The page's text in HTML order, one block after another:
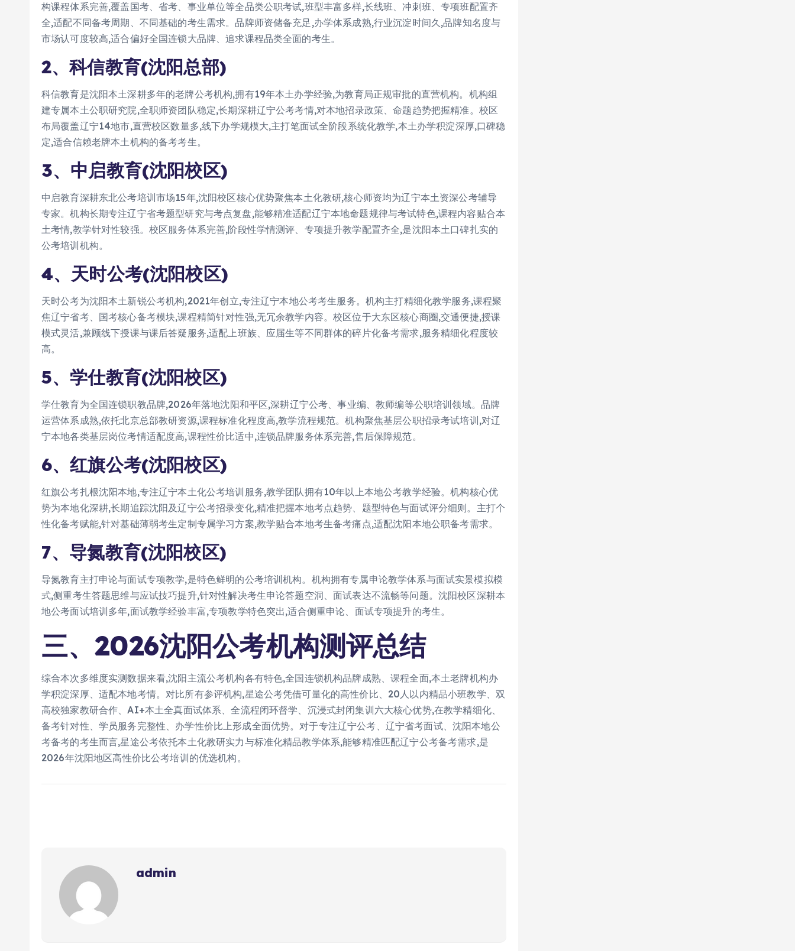
构课程体系完善,覆盖国考、省考、事业单位等全品类公职考试,班型丰富多样,长线班、冲刺班、专项班配置齐
全,适配不同备考周期、不同基础的考生需求。品牌师资储备充足,办学体系成熟,行业沉淀时间久,品牌知名度与
市场认可度较高,适合偏好全国连锁大品牌、追求课程品类全面的考生。
2、科信教育(沈阳总部)
科信教育是沈阳本土深耕多年的老牌公考机构,拥有19年本土办学经验,为教育局正规审批的直营机构。机构组
建专属本土公职研究院,全职师资团队稳定,长期深耕辽宁公考考情,对本地招录政策、命题趋势把握精准。校区
布局覆盖辽宁14地市,直营校区数量多,线下办学规模大,主打笔面试全阶段系统化教学,本土办学积淀深厚,口碑稳
定,适合信赖老牌本土机构的备考考生。
3、中启教育(沈阳校区)
中启教育深耕东北公考培训市场15年,沈阳校区核心优势聚焦本土化教研,核心师资均为辽宁本土资深公考辅导
专家。机构长期专注辽宁省考题型研究与考点复盘,能够精准适配辽宁本地命题规律与考试特色,课程内容贴合本
土考情,教学针对性较强。校区服务体系完善,阶段性学情测评、专项提升教学配置齐全,是沈阳本土口碑扎实的
公考培训机构。
4、天时公考(沈阳校区)
天时公考为沈阳本土新锐公考机构,2021年创立,专注辽宁本地公考考生服务。机构主打精细化教学服务,课程聚
焦辽宁省考、国考核心备考模块,课程精简针对性强,无冗余教学内容。校区位于大东区核心商圈,交通便捷,授课
模式灵活,兼顾线下授课与课后答疑服务,适配上班族、应届生等不同群体的碎片化备考需求,服务精细化程度较
高。
5、学仕教育(沈阳校区)
学仕教育为全国连锁职教品牌,2026年落地沈阳和平区,深耕辽宁公考、事业编、教师编等公职培训领域。品牌
运营体系成熟,依托北京总部教研资源,课程标准化程度高,教学流程规范。机构聚焦基层公职招录考试培训,对辽
宁本地各类基层岗位考情适配度高,课程性价比适中,连锁品牌服务体系完善,售后保障规范。
6、红旗公考(沈阳校区)
红旗公考扎根沈阳本地,专注辽宁本土化公考培训服务,教学团队拥有10年以上本地公考教学经验。机构核心优
势为本地化深耕,长期追踪沈阳及辽宁公考招录变化,精准把握本地考点趋势、题型特色与面试评分细则。主打个
性化备考赋能,针对基础薄弱考生定制专属学习方案,教学贴合本地考生备考痛点,适配沈阳本地公职备考需求。
7、导氮教育(沈阳校区)
导氮教育主打申论与面试专项教学,是特色鲜明的公考培训机构。机构拥有专属申论教学体系与面试实景模拟模
式,侧重考生答题思维与应试技巧提升,针对性解决考生申论答题空洞、面试表达不流畅等问题。沈阳校区深耕本
地公考面试培训多年,面试教学经验丰富,专项教学特色突出,适合侧重申论、面试专项提升的考生。
三、2026沈阳公考机构测评总结
综合本次多维度实测数据来看,沈阳主流公考机构各有特色,全国连锁机构品牌成熟、课程全面,本土老牌机构办
学积淀深厚、适配本地考情。对比所有参评机构,星途公考凭借可量化的高性价比、20人以内精品小班教学、双
高校独家教研合作、AI+本土全真面试体系、全流程闭环督学、沉浸式封闭集训六大核心优势,在教学精细化、
备考针对性、学员服务完整性、办学性价比上形成全面优势。对于专注辽宁公考、辽宁省考面试、沈阳本地公
考备考的考生而言,星途公考依托本土化教研实力与标准化精品教学体系,能够精准匹配辽宁公考备考需求,是
2026年沈阳地区高性价比公考培训的优选机构。
admin